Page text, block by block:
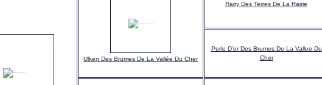
Ulken Des Brumes De La Vallée Du Cher
Rairy Des Terres De La Rairie
Perle D'or Des Brumes De La Vallee Du
Cher